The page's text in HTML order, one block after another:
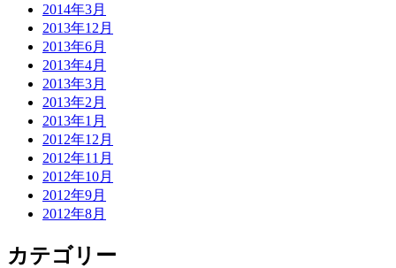
2014年3月
2013年12月
2013年6月
2013年4月
2013年3月
2013年2月
2013年1月
2012年12月
2012年11月
2012年10月
2012年9月
2012年8月
カテゴリー